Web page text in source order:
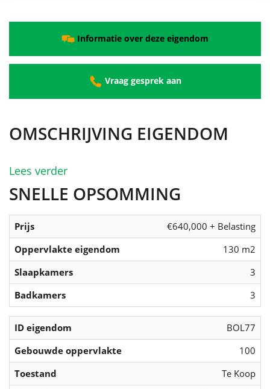
Informatie over deze eigendom
Vraag gesprek aan
OMSCHRIJVING EIGENDOM
Lees verder
SNELLE OPSOMMING
Prijs
€640,000 + Belasting
Oppervlakte eigendom
130 m2
Slaapkamers
3
Badkamers
3
ID eigendom
BOL77
Gebouwde oppervlakte
100
Toestand
Te Koop